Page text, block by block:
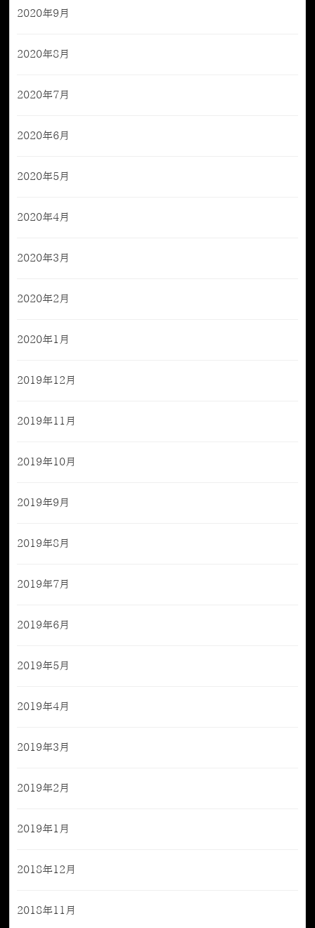
2020年9月
2020年8月
2020年7月
2020年6月
2020年5月
2020年4月
2020年3月
2020年2月
2020年1月
2019年12月
2019年11月
2019年10月
2019年9月
2019年8月
2019年7月
2019年6月
2019年5月
2019年4月
2019年3月
2019年2月
2019年1月
2018年12月
2018年11月